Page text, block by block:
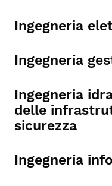
Ingegneria
Ingegneria
Ingegneria
delle
sicurezza
Ingegneria